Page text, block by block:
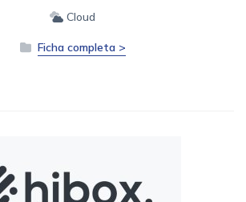
Cloud
Ficha completa >